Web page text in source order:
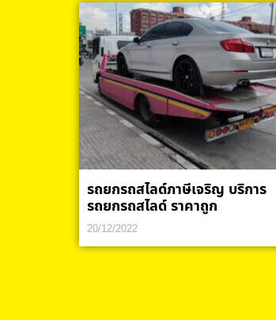
รถยกรถสไลด์ภาษีเจริญ บริการ
รถยกรถสไลด์ ราคาถูก
20/12/2022